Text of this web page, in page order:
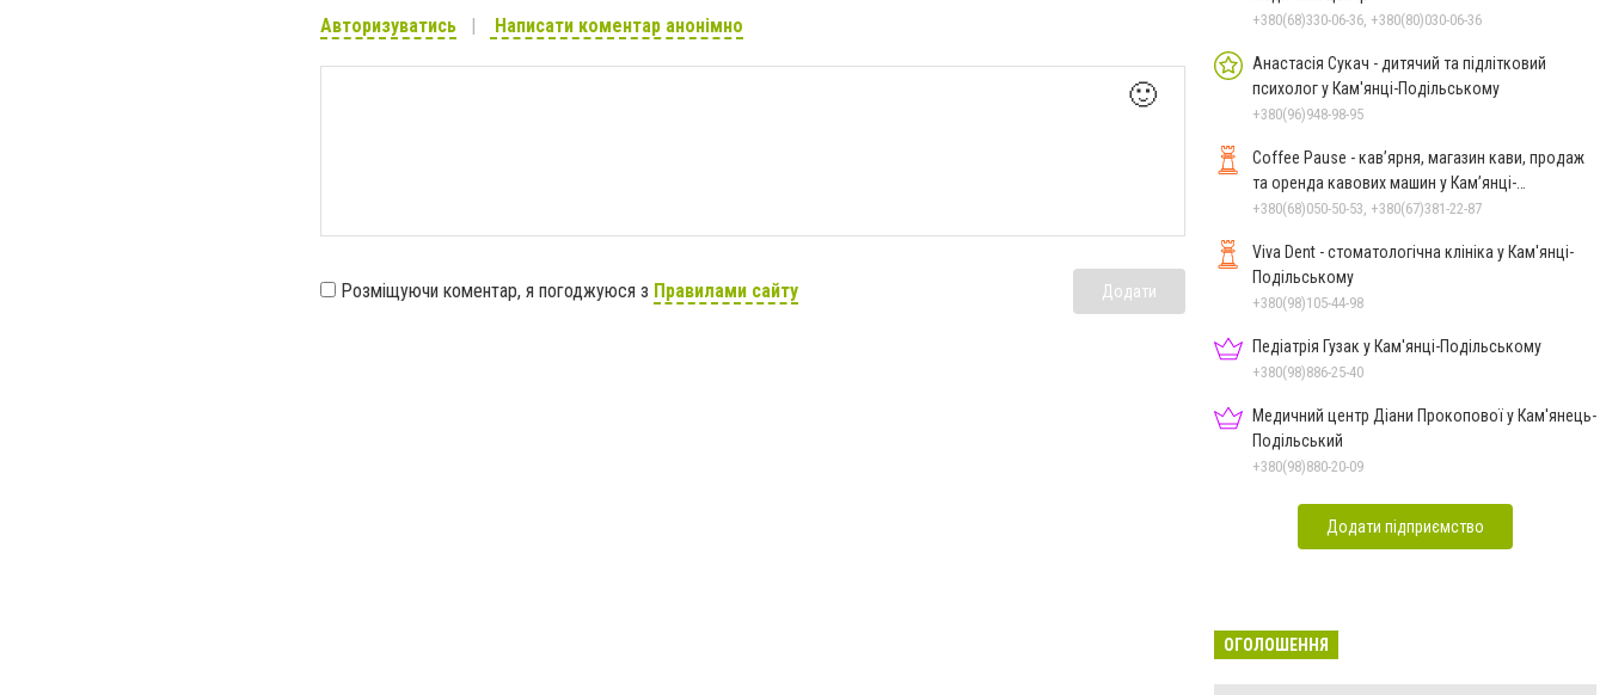
Авторизуватись Написати коментар анонімно
🙂
Розміщуючи коментар, я погоджуюся з Правилами сайту Додати
+380(68)330-06-36, +380(80)030-06-36
Анастасія Сукач - дитячий та підлітковий
психолог у Кам'янці-Подільському
+380(96)948-98-95
Coffee Pause - кав’ярня, магазин кави, продаж
та оренда кавових машин у Кам’янці-
Подільському
+380(68)050-50-53, +380(67)381-22-87
Viva Dent - стоматологічна клініка у Кам'янці-
Подільському
+380(98)105-44-98
Педіатрія Гузак у Кам'янці-Подільському
+380(98)886-25-40
Медичний центр Діани Прокопової у Кам'янець-
Подільський
+380(98)880-20-09
Додати підприємство
ОГОЛОШЕННЯ